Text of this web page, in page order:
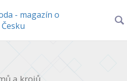
- magazín o
Česku